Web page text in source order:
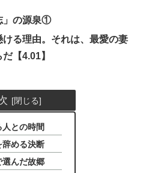
」の源泉①
る理由。それは、最愛の妻
【4.01】
人との時間
辞める決断
選んだ故郷